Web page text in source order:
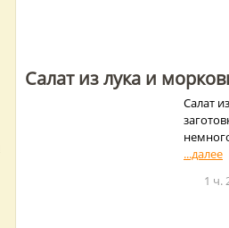
Салат из лука и
Салат
1 ч.